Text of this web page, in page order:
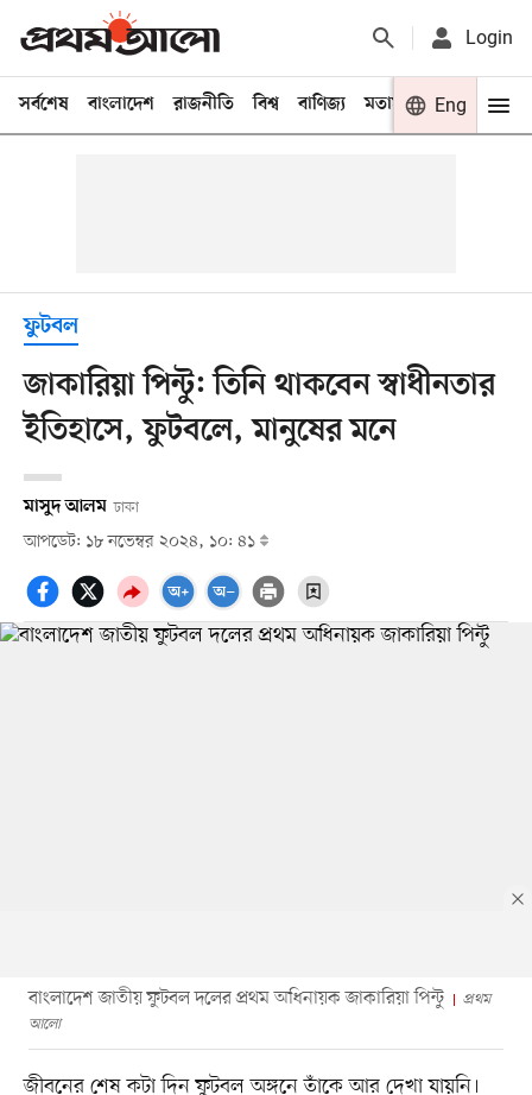
Login
সর্বশেষ বাংলাদেশ রাজনীতি বিশ্ব বাণিজ্য মতামত খেলা
Eng
ফুটবল
জাকারিয়া পিন্টু: তিনি থাকবেন স্বাধীনতার
ইতিহাসে, ফুটবলে, মানুষের মনে
মাসুদ আলম ঢাকা
আপডেট: ১৮ নভেম্বর ২০২৪, ১০: ৪১
বাংলাদেশ জাতীয় ফুটবল দলের প্রথম অধিনায়ক জাকারিয়া পিন্টু
প্রথম
আলো
জীবনের শেষ কটা দিন ফুটবল অঙ্গনে তাঁকে আর দেখা যায়নি।